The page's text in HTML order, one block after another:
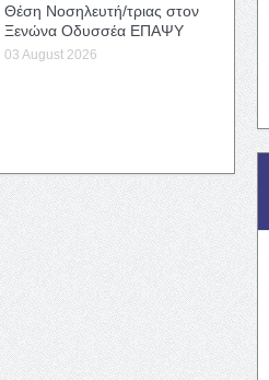
Θέση Νοσηλευτή/τριας στον
Ξενώνα Οδυσσέα ΕΠΑΨΥ
03 August 2026